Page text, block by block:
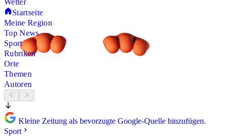
Wetter
Startseite
Meine Region
Top News
Sport
Rubriken
Orte
Themen
Autoren
Kleine Zeitung als bevorzugte Google-Quelle hinzufügen.
Sport